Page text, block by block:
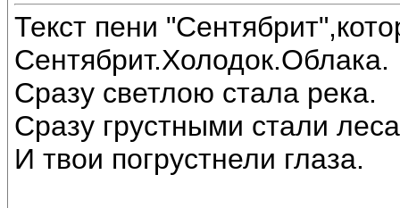
Текст пени
Сентябрит.Холодок.Облака.
Сразу светлою стала река.
Сразу грустными стали
И твои погрустнели глаза.